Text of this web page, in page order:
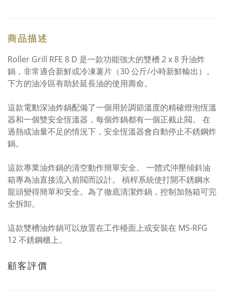
商品描述
Roller Grill RFE 8 D 是一款功能強大的雙槽 2 x 8 升油炸
鍋，非常適合新鮮或冷凍薯片（30 公斤/小時新鮮輸出）。
下方的油冷區有助於延長油的使用壽命。
這款電動深油炸鍋配備了一個用於調節溫度的精確燈泡恆溫
器和一個雙安全恆溫器，每個炸鍋都有一個正截止閥。 在
過熱或油量不足的情況下，安全恆溫器會自動停止不銹鋼炸
鍋。
這款專業油炸鍋的清空動作簡單安全。 一體式沖壓傾斜油
箱專為油直接流入前閥而設計。 槓桿系統使打開不銹鋼水
龍頭變得簡單和安全。為了徹底清潔炸鍋，控制加熱箱可完
全拆卸。
這款雙槽油炸鍋可以放置在工作檯面上或安裝在 MS-RFG
12 不銹鋼櫃上。
顧客評價